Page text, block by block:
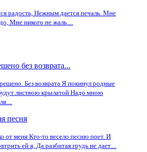
радость, Нежным дается печаль. Мне
Мне никого не жаль....
без возврата...
Без возврата Я покинул родные
листвою крылатой Надо мною
песня
от меня Кто-то весело песню поет. И
ей я, Да разбитая грудь не дает....